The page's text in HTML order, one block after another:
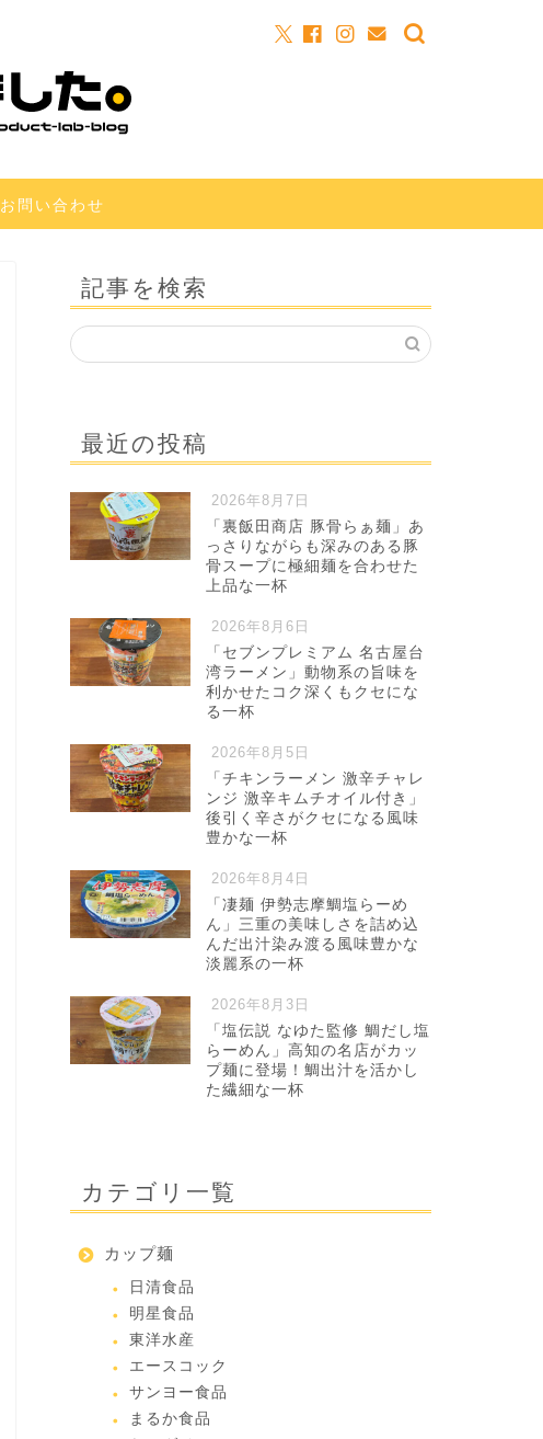
お問い合わせ
記事を検索
最近の投稿
2026年8月7日
「裏飯田商店 豚骨らぁ麺」あ
っさりながらも深みのある豚
骨スープに極細麺を合わせた
上品な一杯
2026年8月6日
「セブンプレミアム 名古屋台
湾ラーメン」動物系の旨味を
利かせたコク深くもクセにな
る一杯
2026年8月5日
「チキンラーメン 激辛チャレ
ンジ 激辛キムチオイル付き」
後引く辛さがクセになる風味
豊かな一杯
2026年8月4日
「凄麺 伊勢志摩鯛塩らーめ
ん」三重の美味しさを詰め込
んだ出汁染み渡る風味豊かな
淡麗系の一杯
2026年8月3日
「塩伝説 なゆた監修 鯛だし塩
らーめん」高知の名店がカッ
プ麺に登場！鯛出汁を活かし
た繊細な一杯
カテゴリ一覧
カップ麺
日清食品
明星食品
東洋水産
エースコック
サンヨー食品
まるか食品